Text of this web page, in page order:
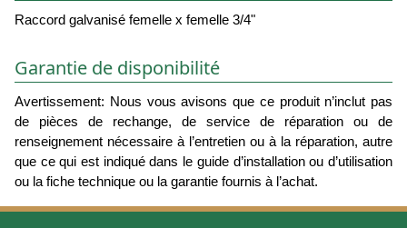
Raccord galvanisé femelle x femelle 3/4"
Garantie de disponibilité
Avertissement: Nous vous avisons que ce produit n’inclut pas
de pièces de rechange, de service de réparation ou de
renseignement nécessaire à l’entretien ou à la réparation, autre
que ce qui est indiqué dans le guide d’installation ou d’utilisation
ou la fiche technique ou la garantie fournis à l’achat.